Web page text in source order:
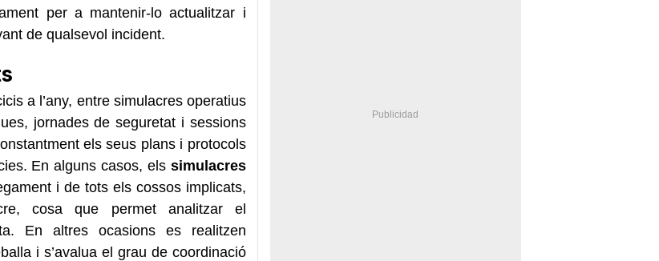
per a mantenir-lo actualitzar i
de qualsevol incident.
a l’any, entre simulacres operatius
jornades de seguretat i sessions
els seus plans i protocols
En alguns casos, els simulacres
i de tots els cossos implicats,
cosa que permet analitzar el
En altres ocasions es realitzen
i s’avalua el grau de coordinació